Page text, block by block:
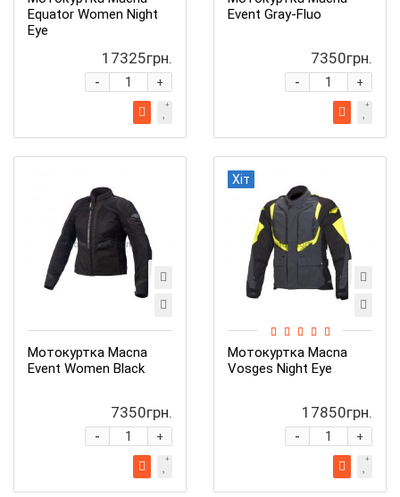
Equator Women Night
Eye
17325грн.
+
-
Event Gray-Fluo
7350грн.
+
-
Мотокуртка Macna
Event Women Black
7350грн.
+
-
Хіт
Мотокуртка Macna
Vosges Night Eye
17850грн.
+
-